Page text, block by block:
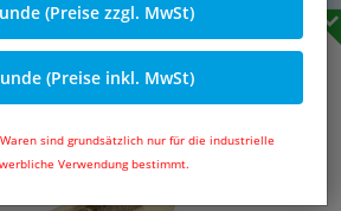
(Preise zzgl. MwSt)
(Preise inkl. MwSt)
sind grundsätzlich nur für die industrielle
Verwendung bestimmt.